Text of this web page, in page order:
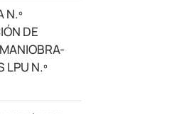
N.º
DE
LPU N.º